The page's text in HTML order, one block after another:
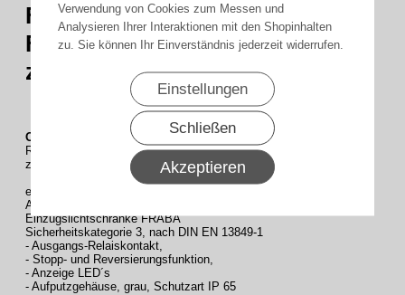
Verwendung von Cookies zum Messen und
Analysieren Ihrer Interaktionen mit den Shopinhalten
zu. Sie können Ihr Einverständnis jederzeit widerrufen.
Einstellungen
Schließen
Akzeptieren
FRABA 230V AC Auswerter
Für bis zu zwei OSE oder bis
zu zwei RAYTECTOR
OSE-C-2323
230V AC Auswerter für bis zu 2 OSE oder bis zu 2
RAYTECTOR oder bis
zu zwei 8k2 Schaltleisten + Schlaffseil-/Schlupftürschalter
externe
Auswerteeinheiten für Opto-Schaltleiste FRABA OSE oder
Einzugslichtschranke FRABA
Sicherheitskategorie 3, nach DIN EN 13849-1
- Ausgangs-Relaiskontakt,
- Stopp- und Reversierungsfunktion,
- Anzeige LED´s
- Aufputzgehäuse, grau, Schutzart IP 65